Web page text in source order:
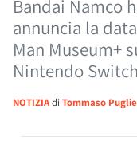
Bandai Namco
annuncia la
Man Museum+
Nintendo
NOTIZIAdi Tommaso